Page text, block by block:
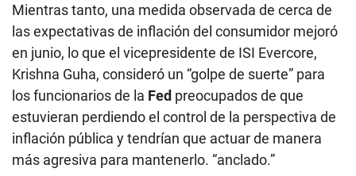
Mientras tanto, una medida observada de cerca de
las expectativas de inflación del consumidor mejoró
en junio, lo que el vicepresidente de ISI Evercore,
Krishna Guha, consideró un “golpe de suerte” para
los funcionarios de la Fed preocupados de que
estuvieran perdiendo el control de la perspectiva de
inflación pública y tendrían que actuar de manera
más agresiva para mantenerlo. “anclado.”